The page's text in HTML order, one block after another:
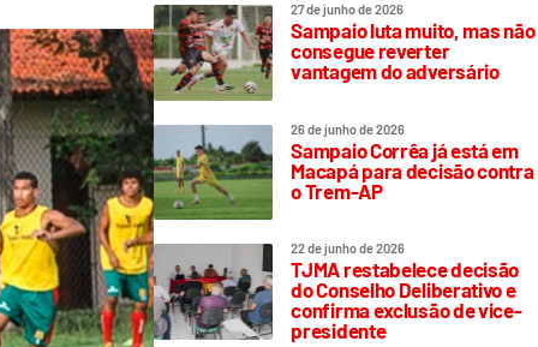
27 de junho de 2026
Sampaio luta muito, mas não
consegue reverter
vantagem do adversário
26 de junho de 2026
Sampaio Corrêa já está em
Macapá para decisão contra
o Trem-AP
22 de junho de 2026
TJMA restabelece decisão
do Conselho Deliberativo e
confirma exclusão de vice-
presidente